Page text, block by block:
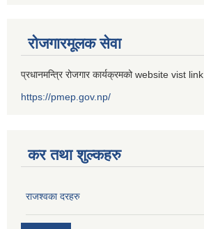
रोजगारमूलक सेवा
प्रधानमन्त्रि रोजगार कार्यक्रमको website vist link
https://pmep.gov.np/
कर तथा शुल्कहरु
राजश्वका दरहरु